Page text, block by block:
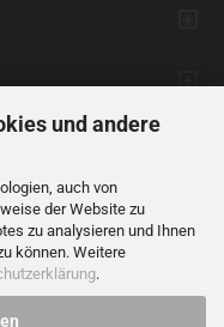
und andere
auch von
der Website zu
zu analysieren und Ihnen
können. Weitere
.